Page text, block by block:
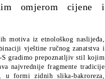
omjerom cijene i
motiva iz etnološkog naslijeđa,
vještine ručnog zanatstva i
S gradimo prepoznatljiv stil kojim
najvrednije fragmente tradicije
u formi zidnih slika-bakroreza,